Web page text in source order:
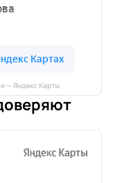
— Яндекс Карты